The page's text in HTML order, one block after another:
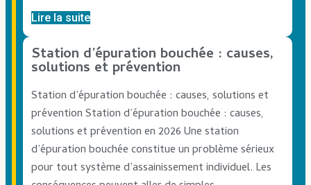
Lire la suite
Station d’épuration bouchée : causes,
solutions et prévention
Station d’épuration bouchée : causes, solutions et
prévention Station d’épuration bouchée : causes,
solutions et prévention en 2026 Une station
d’épuration bouchée constitue un problème sérieux
pour tout système d’assainissement individuel. Les